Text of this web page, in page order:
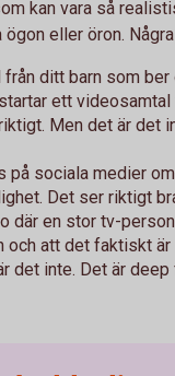
kan vara så
eller öron.
ditt barn som ber
ett
Men det är det
på sociala medier
Det ser riktigt
där en stor tv-
och att det faktiskt
det inte. Det är deep